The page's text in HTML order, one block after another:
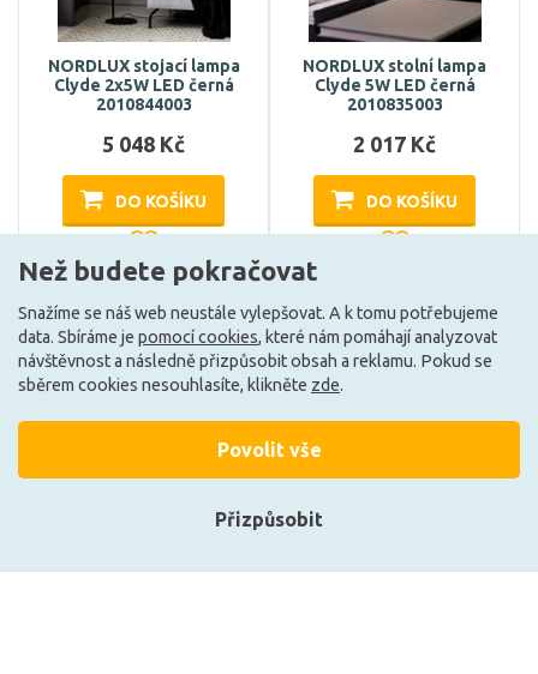
NORDLUX stojací lampa
Clyde 2x5W LED černá
2010844003
5 048 Kč
DO KOŠÍKU
NORDLUX stolní lampa
Clyde 5W LED černá
2010835003
2 017 Kč
DO KOŠÍKU
Načíst další
Ze stejné kolekce
F F
Než budete pokračovat
Snažíme se náš web neustále vylepšovat. A k tomu potřebujeme
data. Sbíráme je pomocí cookies, které nám pomáhají analyzovat
návštěvnost a následně přizpůsobit obsah a reklamu. Pokud se
sběrem cookies nesouhlasíte, klikněte zde.
Přizpůsobit
Povolit vše